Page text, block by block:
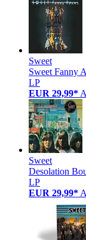
Sweet
Sweet Fanny
LP
EUR 29,99*
Sweet
Desolation
LP
EUR 29,99*